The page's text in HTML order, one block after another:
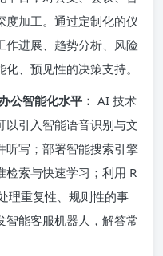
度加工。通过定制化的仪
作进展、趋势分析、风险
、预见性的决策支持。
公智能化水平： AI 技术
以引入智能语音识别与文
听写；部署智能搜索引擎
索与快速学习；利用 R
理重复性、规则性的事
能客服机器人，解答常